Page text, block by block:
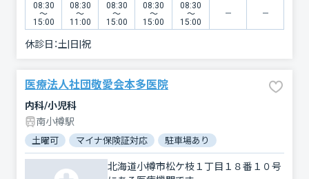
08:30
〜
15:00
08:30
〜
11:00
08:30
〜
15:00
08:30
〜
15:00
08:30
〜
15:00
休診日：土|日|祝
医療法人社団敬愛会本多医院
内科/小児科
南小樽駅
土曜可 マイナ保険証対応 駐車場あり
北海道小樽市松ケ枝１丁目１８番１０号